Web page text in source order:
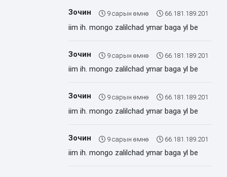
Зочин 9 сарын өмнө 66.181.189.201
iim ih. mongo zalilchad ymar baga yl be
Зочин 9 сарын өмнө 66.181.189.201
iim ih. mongo zalilchad ymar baga yl be
Зочин 9 сарын өмнө 66.181.189.201
iim ih. mongo zalilchad ymar baga yl be
Зочин 9 сарын өмнө 66.181.189.201
iim ih. mongo zalilchad ymar baga yl be